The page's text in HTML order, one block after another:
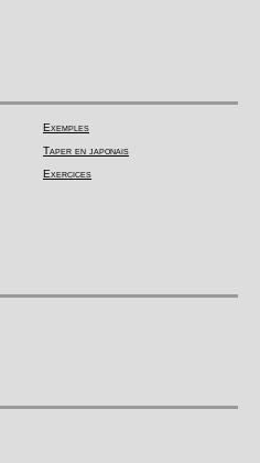
Exemples
Taper en japonais
Exercices